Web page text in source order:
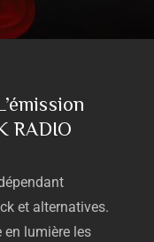
RADIO
et alternatives.
en lumière les